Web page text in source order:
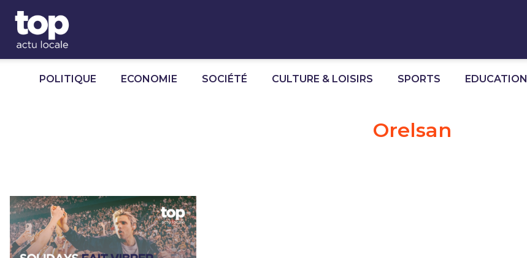
POLITIQUE ECONOMIE SOCIÉTÉ CULTURE & LOISIRS SPORTS EDUCATION
Orelsan